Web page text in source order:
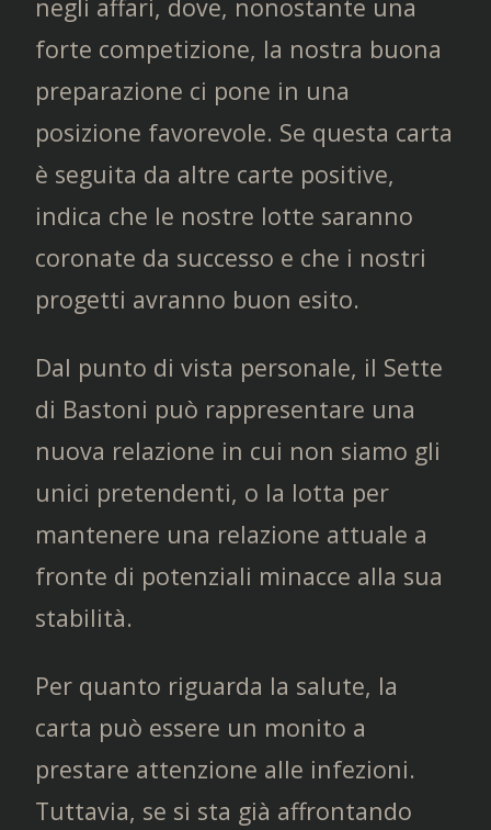
negli affari, dove, nonostante una
forte competizione, la nostra buona
preparazione ci pone in una
posizione favorevole. Se questa carta
è seguita da altre carte positive,
indica che le nostre lotte saranno
coronate da successo e che i nostri
progetti avranno buon esito.
Dal punto di vista personale, il Sette
di Bastoni può rappresentare una
nuova relazione in cui non siamo gli
unici pretendenti, o la lotta per
mantenere una relazione attuale a
fronte di potenziali minacce alla sua
stabilità.
Per quanto riguarda la salute, la
carta può essere un monito a
prestare attenzione alle infezioni.
Tuttavia, se si sta già affrontando